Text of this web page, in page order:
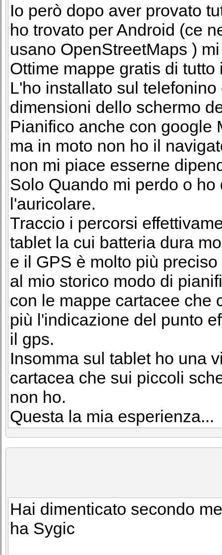
Io però dopo aver provato
ho trovato per Android (ce
usano OpenStreetMaps )
Ottime mappe gratis di tutto
L'ho installato sul
dimensioni dello schermo
Pianifico anche con google
ma in moto non ho il
non mi piace esserne
Solo Quando mi perdo o
l'auricolare.
Traccio i percorsi
tablet la cui batteria dura
e il GPS è molto più
al mio storico modo di
con le mappe cartacee che
più l'indicazione del punto
il gps.
Insomma sul tablet ho una
cartacea che sui piccoli
non ho.
Questa la mia esperienza...
Hai dimenticato secondo
ha Sygic